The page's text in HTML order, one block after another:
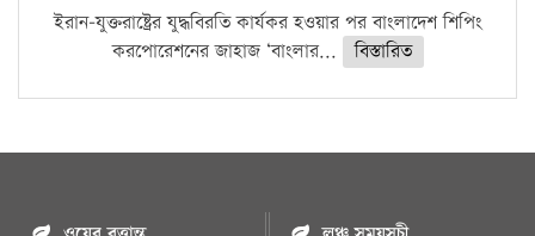
ইরান-যুক্তরাষ্ট্রের যুদ্ধবিরতি কার্যকর হওয়ার পর বাংলাদেশ শিপিং
করপোরেশনের জাহাজ ‘বাংলার...
বিস্তারিত